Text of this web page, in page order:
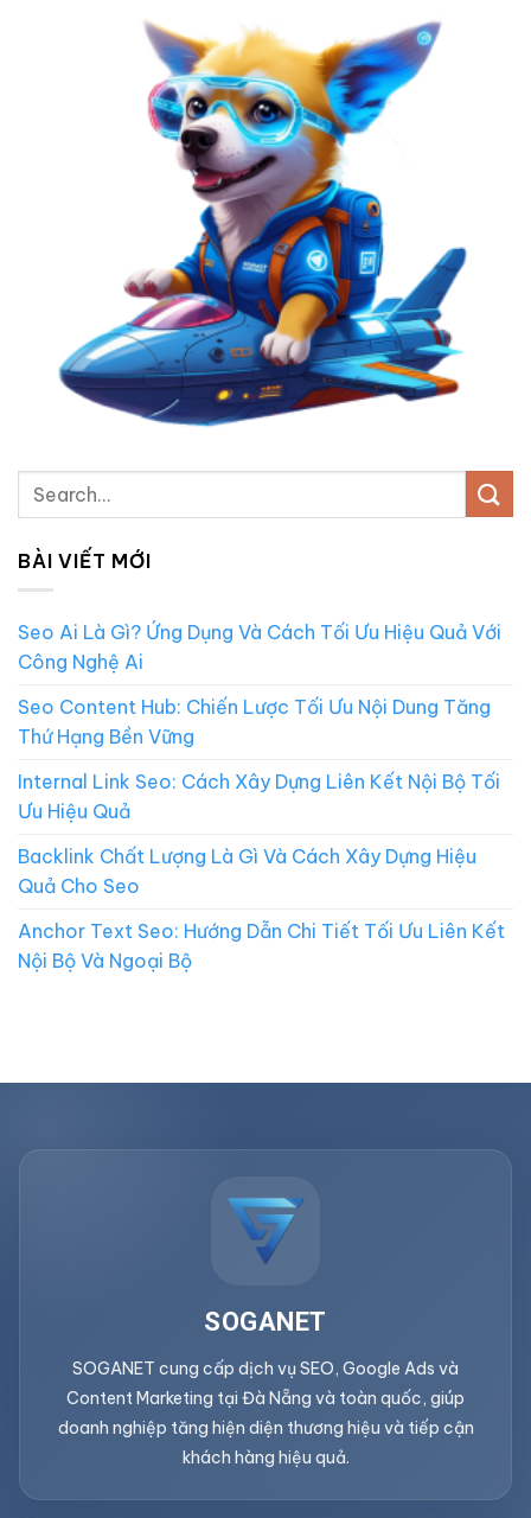
BÀI VIẾT MỚI
Seo Ai Là Gì? Ứng Dụng Và Cách Tối Ưu Hiệu Quả Với
Công Nghệ Ai
Seo Content Hub: Chiến Lược Tối Ưu Nội Dung Tăng
Thứ Hạng Bền Vững
Internal Link Seo: Cách Xây Dựng Liên Kết Nội Bộ Tối
Ưu Hiệu Quả
Backlink Chất Lượng Là Gì Và Cách Xây Dựng Hiệu
Quả Cho Seo
Anchor Text Seo: Hướng Dẫn Chi Tiết Tối Ưu Liên Kết
Nội Bộ Và Ngoại Bộ
SOGANET
SOGANET cung cấp dịch vụ SEO, Google Ads và
Content Marketing tại Đà Nẵng và toàn quốc, giúp
doanh nghiệp tăng hiện diện thương hiệu và tiếp cận
khách hàng hiệu quả.